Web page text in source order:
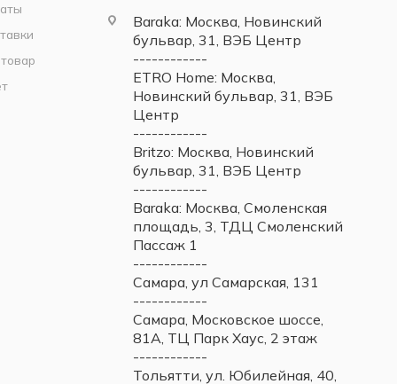
Baraka: Москва, Новинский
бульвар, 31, ВЭБ Центр
------------
ETRO Home: Москва,
Новинский бульвар, 31, ВЭБ
Центр
------------
Britzo: Москва, Новинский
бульвар, 31, ВЭБ Центр
------------
Baraka: Москва, Смоленская
площадь, 3, ТДЦ Смоленский
Пассаж 1
------------
Самара, ул Самарская, 131
------------
Самара, Московское шоссе,
81А, ТЦ Парк Хаус, 2 этаж
------------
Тольятти, ул. Юбилейная, 40,